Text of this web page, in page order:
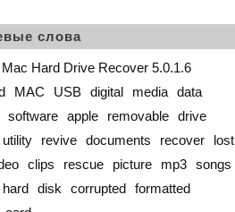
слова
Hard Drive Recover 5.0.1.6
MAC USB digital media data
software apple removable drive
utility revive documents recover
lost
clips rescue picture mp3 songs
hard disk corrupted formatted